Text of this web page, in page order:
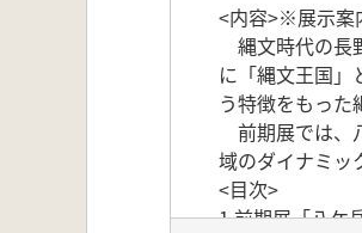
<内容>※展示案
縄文時代の長
に「縄文王国
う特徴をもった
前期展では、
域のダイナミッ
<目次>
1 前期展「八ケ